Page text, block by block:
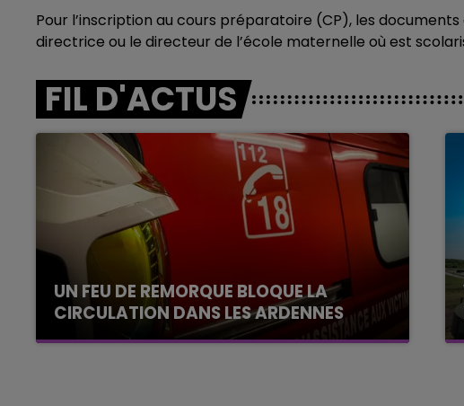
Pour l’inscription au cours préparatoire (CP), les
directrice ou le directeur de l’école maternelle où est
FIL D'ACTUS
UN FEU DE REMORQUE BLOQUE LA
CIRCULATION DANS LES ARDENNES
Un feu de remorque s'est déclaré ce mercredi